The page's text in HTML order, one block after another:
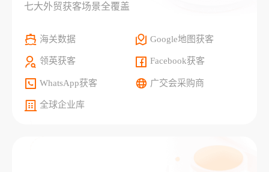
七大外贸获客场景全覆盖
海关数据 Google地图获客
领英获客 Facebook获客
WhatsApp获客 广交会采购商
全球企业库